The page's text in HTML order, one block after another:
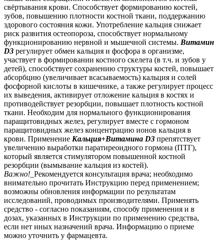
свёртывания крови. Способствует формированию костей,
зубов, повышению плотности костной ткани, поддержанию
здорового состояния кожи. Употребление кальция снижает
риск развития остеопороза, способствует нормальному
функционированию нервной и мышечной системы. Витамин
D3 регулирует обмен кальция и фосфора в организме,
участвует в формировании костного скелета (в т.ч. и зубов у
детей), способствует сохранению структуры костей, повышает
абсорбцию (увеличивает всасываемость) кальция и солей
фосфорной кислоты в кишечнике, а также регулирует процесс
их выведения, активирует отложение кальция в костях и
противодействует резорбции, повышает плотность костной
ткани. Необходим для нормального функционирования
паращитовидных желез, регулирует вместе с гормоном
паращитовидных желез концентрацию ионов кальция в
крови. Применение Кальция+Витамина D3 препятствует
увеличению выработки паратиреоидного гормона (ПТГ),
который является стимулятором повышенной костной
резорбции (вымывание кальция из костей).
Важно! _Рекомендуется консультация врача; необходимо
внимательно прочитать Инструкцию перед применением;
возможны обновления информации по результатам
исследований, проводимых производителями. Применять
средство - согласно показаниям, способу применения и в
дозах, указанных в Инструкции по применению средства,
если нет иных назначений врача. Информацию о приеме
можно уточнить у фармацевта.